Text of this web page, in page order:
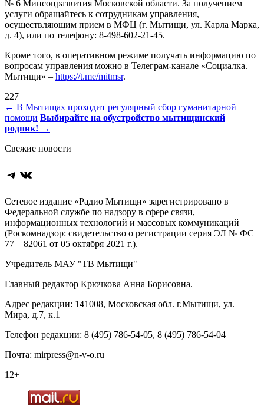
№ 6 Минсоцразвития Московской области. За получением
услуги обращайтесь к сотрудникам управления,
осуществляющим прием в МФЦ (г. Мытищи, ул. Карла Марка,
д. 4), или по телефону: 8-498-602-21-45.
Кроме того, в оперативном режиме получать информацию по
вопросам управления можно в Телеграм-канале «Социалка.
Мытищи» – https://t.me/mitmsr.
227
Навигация
по
← В Мытищах проходит регулярный сбор гуманитарной
помощи Выбирайте на обустройство мытищинский
родник! →
Свежие новости
Telegram
ВКонтакте
Сетевое издание «Радио Мытищи» зарегистрировано в
Федеральной службе по надзору в сфере связи,
информационных технологий и массовых коммуникаций
(Роскомнадзор: свидетельство о регистрации серия ЭЛ № ФС
77 – 82061 от 05 октября 2021 г.).
Учредитель МАУ "ТВ Мытищи"
Главный редактор Крючкова Анна Борисовна.
Адрес редакции: 141008, Московская обл. г.Мытищи, ул.
Мира, д.7, к.1
Телефон редакции: 8 (495) 786-54-05, 8 (495) 786-54-04
Почта: mirpress@n-v-o.ru
12+